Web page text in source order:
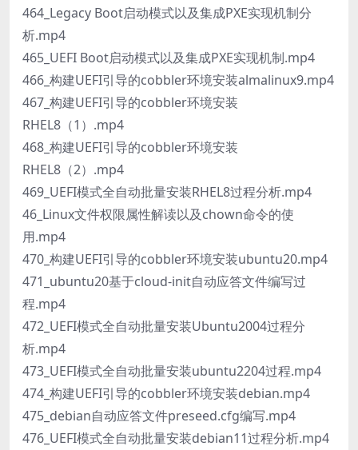
464_Legacy Boot启动模式以及集成PXE实现机制分
析.mp4
465_UEFI Boot启动模式以及集成PXE实现机制.mp4
466_构建UEFI引导的cobbler环境安装almalinux9.mp4
467_构建UEFI引导的cobbler环境安装
RHEL8（1）.mp4
468_构建UEFI引导的cobbler环境安装
RHEL8（2）.mp4
469_UEFI模式全自动批量安装RHEL8过程分析.mp4
46_Linux文件权限属性解读以及chown命令的使
用.mp4
470_构建UEFI引导的cobbler环境安装ubuntu20.mp4
471_ubuntu20基于cloud-init自动应答文件编写过
程.mp4
472_UEFI模式全自动批量安装Ubuntu2004过程分
析.mp4
473_UEFI模式全自动批量安装ubuntu2204过程.mp4
474_构建UEFI引导的cobbler环境安装debian.mp4
475_debian自动应答文件preseed.cfg编写.mp4
476_UEFI模式全自动批量安装debian11过程分析.mp4